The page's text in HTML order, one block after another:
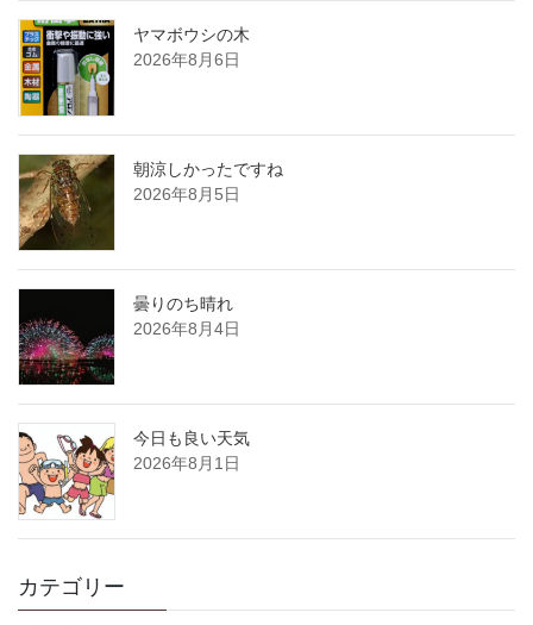
ヤマボウシの木
2026年8月6日
朝涼しかったですね
2026年8月5日
曇りのち晴れ
2026年8月4日
今日も良い天気
2026年8月1日
カテゴリー